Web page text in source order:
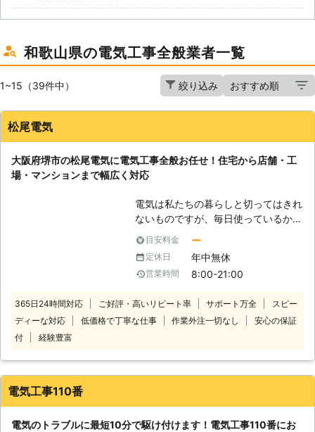
和歌山県の電気工事全般業者一覧
1~15（39件中） 絞り込み
松尾電気
大阪府堺市の松尾電気に電気工事全般お任せ！住宅から店舗・工
場・マンションまで幅広く対応
電気は私たちの暮らしと切ってはきれ
ないものですが、毎日使っているから
こそ「電気がつかない」「ブレーカー
が落ちた」「もっとこうだったら良い
のに」ということがあります。 そん
なとき、すぐ頼れる電気屋さんが「松
ブル、電気設備の設置・メンテナンス
まで幅広く対応しています。電気工事
地域のみなさまが安全に暮らしていけ
事業者をお探しのときには、ぜひとも
当店にお任せを！大阪府堺市を拠点
目安料金 ー
定休日 年中無休
営業時間 8:00-21:00
365日24時間対応 ご好評・高いリピート率 サポート万全
スピー
ディーな対応
低価格で丁寧な仕事 作業外注一切なし
安心の保証
付
経験豊富
電気工事110番
電気のトラブルに最短10分で駆け付けます！電気工事110番にお